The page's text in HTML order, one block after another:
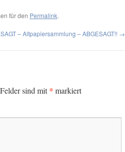
für den Permalink.
– Altpapiersammlung – ABGESAGT!! →
sind mit* markiert